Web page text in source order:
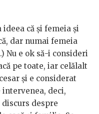
că și femeia și
dar numai femeia
Nu e ok să-i consideri
pe toate, iar celălalt
și e considerat
intervenea, deci,
despre